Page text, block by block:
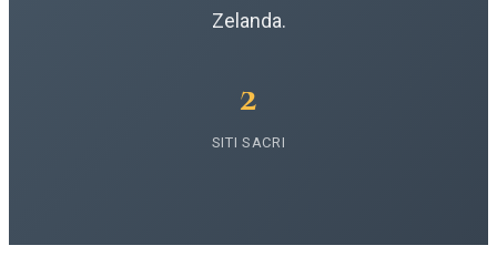
Zelanda.
2
SITI SACRI